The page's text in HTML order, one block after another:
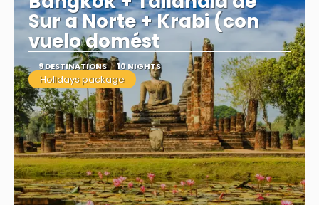
Sur a Norte + Krabi (con
vuelo domést
9 DESTINATIONS 10 NIGHTS
Holidays package